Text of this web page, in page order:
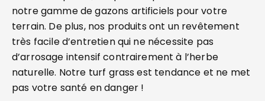
notre gamme de gazons artificiels pour votre
terrain. De plus, nos produits ont un revêtement
très facile d’entretien qui ne nécessite pas
d’arrosage intensif contrairement à l’herbe
naturelle. Notre turf grass est tendance et ne met
pas votre santé en danger !